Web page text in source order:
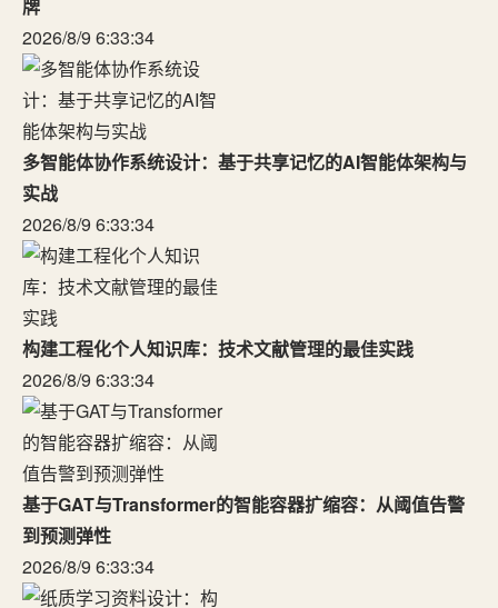
牌
2026/8/9 6:33:34
多智能体协作系统设计：基于共享记忆的AI智能体架构与
实战
2026/8/9 6:33:34
构建工程化个人知识库：技术文献管理的最佳实践
2026/8/9 6:33:34
基于GAT与Transformer的智能容器扩缩容：从阈值告警
到预测弹性
2026/8/9 6:33:34